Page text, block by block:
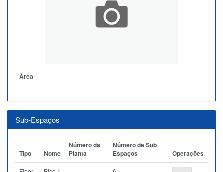
Àrea
Sub-Espaços
Tipo Nome
Número da
Planta
Número de Sub
Espaços
Operações